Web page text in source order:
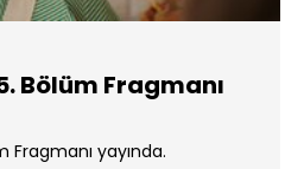
Bölüm Fragmanı
Fragmanı yayında.